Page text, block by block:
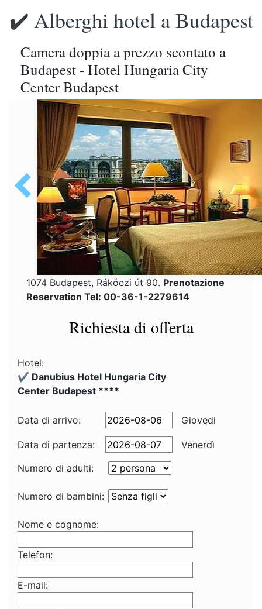
✔️ Alberghi hotel a Budapest
Camera doppia a prezzo scontato a
Budapest - Hotel Hungaria City
Center Budapest
1074 Budapest, Rákóczi út 90. Prenotazione
Reservation Tel: 00-36-1-2279614
Richiesta di offerta
Hotel:
✔️ Danubius Hotel Hungaria City
Center Budapest ****
Data di arrivo: Giovedi
Data di partenza:
Venerdì
Numero di adulti:
Numero di bambini:
Nome e cognome:
Telefon:
E-mail: